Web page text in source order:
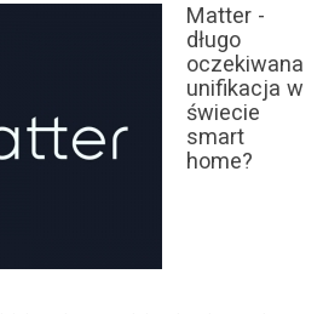
Matter -
długo
oczekiwana
unifikacja w
świecie
smart
home?